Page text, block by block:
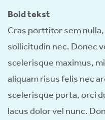
Bold tekst
Cras porttitor sem
sollicitudin nec. Donec
scelerisque maximus,
aliquam risus felis nec
scelerisque porta, orci
lacus dolor vel nunc.